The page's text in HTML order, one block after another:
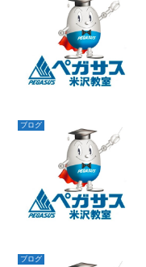
ブログ
ブログ